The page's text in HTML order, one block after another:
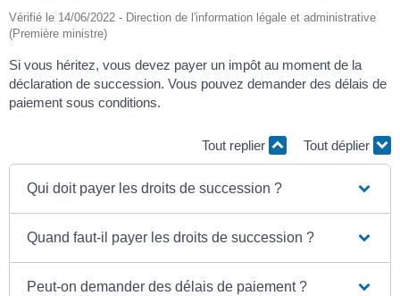
Vérifié le 14/06/2022 - Direction de l'information légale et administrative
(Première ministre)
Si vous héritez, vous devez payer un impôt au moment de la
déclaration de succession. Vous pouvez demander des délais de
paiement sous conditions.
Tout replier Tout déplier
Qui doit payer les droits de succession ?
Quand faut-il payer les droits de succession ?
Peut-on demander des délais de paiement ?